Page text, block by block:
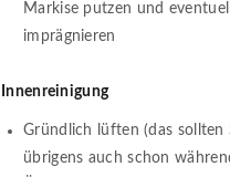
Markise putzen und eventuell
imprägnieren
Innenreinigung
Gründlich lüften (das sollten
übrigens auch schon